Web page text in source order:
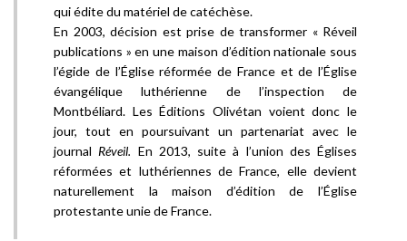
qui édite du matériel de catéchèse.
En 2003, décision est prise de transformer « Réveil
publications » en une maison d’édition nationale sous
l’égide de l’Église réformée de France et de l’Église
évangélique luthérienne de l’inspection de
Montbéliard. Les Éditions Olivétan voient donc le
jour, tout en poursuivant un partenariat avec le
journal Réveil. En 2013, suite à l’union des Églises
réformées et luthériennes de France, elle devient
naturellement la maison d’édition de l’Église
protestante unie de France.